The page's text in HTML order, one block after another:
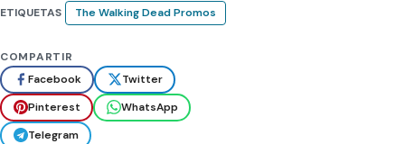
ETIQUETAS The Walking Dead Promos
COMPARTIR
Facebook
Twitter
Pinterest
WhatsApp
Telegram